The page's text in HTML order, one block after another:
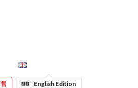
English Edition